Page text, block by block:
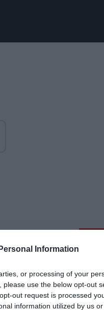
Information
or processing of your
use the below opt-out
out request is processed
information utilized by us